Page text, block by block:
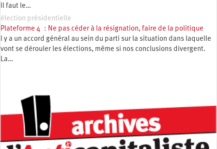
Il faut le…
élection présidentielle
Plateforme 4 : Ne pas céder à la résignation, faire de la politique
l y a un accord général au sein du parti sur la situation dans laquelle
vont se dérouler les élections, même si nos conclusions divergent.
La…